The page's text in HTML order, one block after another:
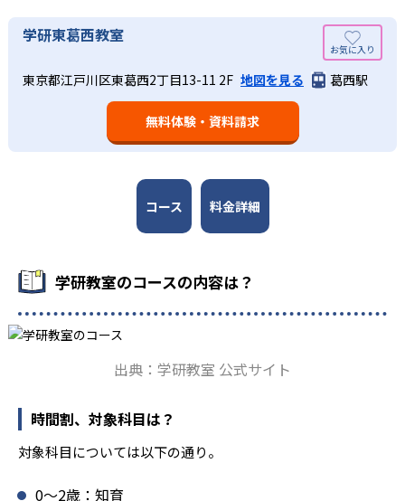
03
週2回の教室学習と毎日の家庭学習
学研教室では、週2回の教室学習と毎日の家庭学習（宿題学
習）の相乗効果を活かす形で生徒の学力向上を進める。週2
回の教室学習において指導者は、生徒の様子を観察しなが
ら学習指導と学習管理を実施。教室学習日以外の日のため
に自宅学習用の教材も提供し、学習の習慣化と学力の定着
を図っている。進度が早い子供は先取り学習も可能だ。
長時間の勉強が苦手な人向け
学研教室では、小学生については、1回の学習時間を30～
50分程度と設定している。この時間設定は、子どもが集中
して学習できる時間が通常「学年×10分±10分」と考えら
れていることに由来するものだ。この限界を超えて勉強し
ても学習の効果は上がらないと学研教室は考え、単なる長
時間学習よりくり返し学習の効果を重視している。そのた
出典：学研教室 公式サイト
学研教室が持つ最大のメリットは、学研の教材開発ノウハ
ウを結集して制作した学習教材を使用している点だ。この
教材は、学習指導要領の内容を全てカバーしており、学校
の勉強がよくわかるというもの。基礎から応用まで、少し
固めから先取り学習まで対応している。算数と国語を重視
すると共に、幼児・小学校低学年から外国語活動の学習に
も対応。中学校英語の準備や高校入試向けの英語力育成に
学研教室の先生は、研修会や勉強会で日々指導スキルを研
鑽している。「子どもたちに学ぶ喜びを」「自信を」「生
きる力を」という理念のもとで生徒一人ひとりに向き合っ
ており、生徒それぞれの「できるところ」「良いところ」
導により生徒の「やる気」を引き出し、無理のない学習と
報にも精通しており、学習相談や教育相談、保護者とのコ
ミュニケーションにも対応している。
学研教室では、楽しく生き生きと学ぶことも重視してい
学研東葛西教室
東京都江戸川区東葛西2丁目13-11 2F 地図を見る 葛西駅
無料体験・資料請求
コース 料金詳細
学研教室のコースの内容は？
出典：学研教室 公式サイト
時間割、対象科目は？
対象科目については以下の通り。
0〜2歳：知育